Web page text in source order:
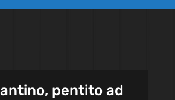
pentito ad